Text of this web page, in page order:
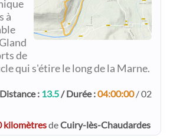
à
de
qui s'étire le long de la Marne.
: 13.5/ Durée :04:00:00/ 02
kilomètresdeCuiry-lès-Chaudardes